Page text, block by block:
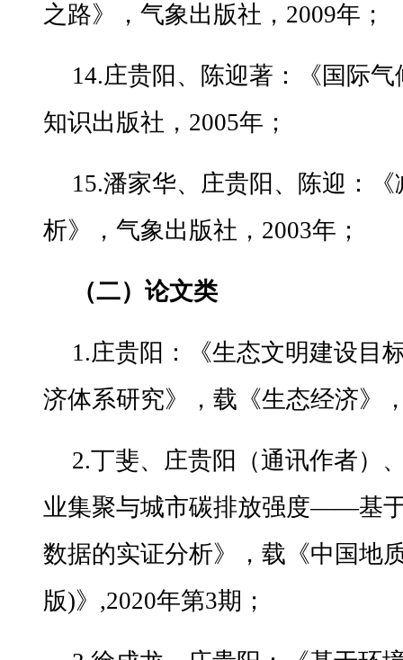
之路》，气象出版社，2009年；
14.庄贵阳、陈迎著：《国际
知识出版社，2005年；
15.潘家华、庄贵阳、陈迎：
析》，气象出版社，2003年；
（二）论文类
1.庄贵阳：《生态文明建设目
济体系研究》，载《生态经济》
2.丁斐、庄贵阳（通讯作者）
业集聚与城市碳排放强度——基
数据的实证分析》，载《中国地
版)》,2020年第3期；